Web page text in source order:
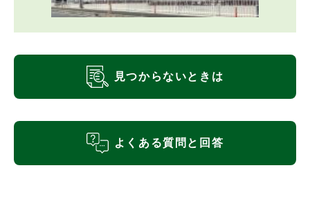
見つからないときは
よくある質問と回答